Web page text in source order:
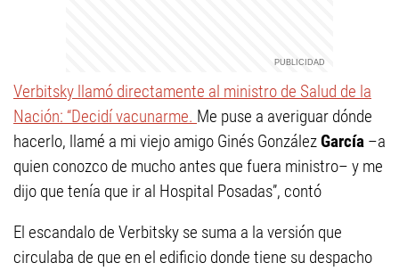
Verbitsky llamó directamente al ministro de Salud de la
Nación: “Decidí vacunarme. Me puse a averiguar dónde
hacerlo, llamé a mi viejo amigo Ginés GonzálezGarcía –a
quien conozco de mucho antes que fuera ministro– y me
dijo que tenía que ir al Hospital Posadas”, contó
El escandalo de Verbitsky se suma a la versión que
circulaba de que en el edificio donde tiene su despacho